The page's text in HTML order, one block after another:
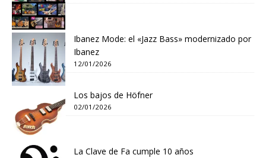
Ibanez Mode: el «Jazz Bass» modernizado por
Ibanez
12/01/2026
Los bajos de Höfner
02/01/2026
La Clave de Fa cumple 10 años